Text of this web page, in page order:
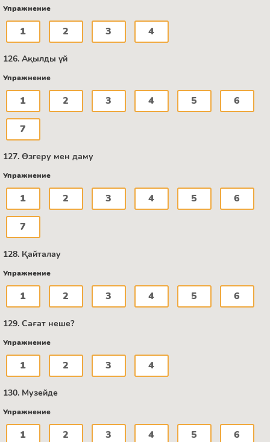
Упражнение
1 2 3 4
126. Ақылды үй
Упражнение
1 2 3 4 5 6
7
127. Өзгеру мен даму
Упражнение
1 2 3 4 5 6
7
128. Қайталау
Упражнение
1 2 3 4 5 6
129. Сағат неше?
Упражнение
1 2 3 4
130. Музейде
Упражнение
1 2 3 4 5 6